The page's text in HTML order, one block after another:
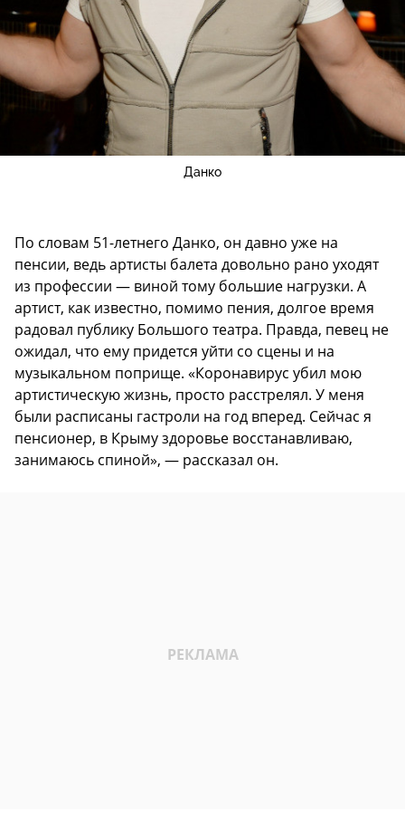
Данко
По словам 51-летнего Данко, он давно уже на
пенсии, ведь артисты балета довольно рано уходят
из профессии — виной тому большие нагрузки. А
артист, как известно, помимо пения, долгое время
радовал публику Большого театра. Правда, певец не
ожидал, что ему придется уйти со сцены и на
музыкальном поприще. «Коронавирус убил мою
артистическую жизнь, просто расстрелял. У меня
были расписаны гастроли на год вперед. Сейчас я
пенсионер, в Крыму здоровье восстанавливаю,
занимаюсь спиной», — рассказал он.